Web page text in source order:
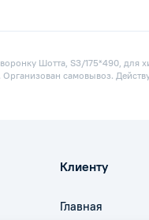
Шотта, S3/175*490,
самовывоз.
Клиенту
Главная